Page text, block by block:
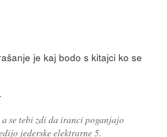
je kaj bodo s kitajci ko se
se tebi zdi da iranci poganjajo
jederske elektrarne 5.